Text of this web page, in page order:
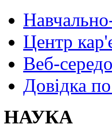
Центр
Веб-
Довідка
НАУКА